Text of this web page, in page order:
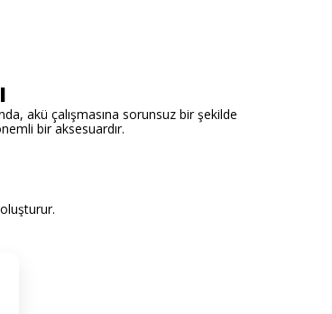
akü çalışmasına sorunsuz bir şekilde
bir aksesuardır.